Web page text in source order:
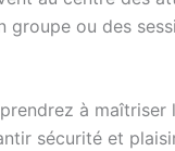
ou des
à
sécurité et